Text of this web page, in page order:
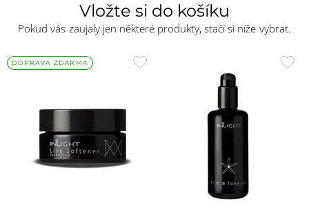
Vložte si do košíku
Pokud vás zaujaly jen některé produkty, stačí si níže vybrat.
DOPRAVA ZDARMA
Přidat